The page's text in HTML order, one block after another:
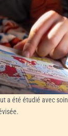
a été étudié avec